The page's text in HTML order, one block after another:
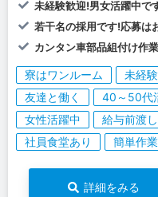
未経験歓迎!男女活躍中で
若干名の採用です!応募は
カンタン車部品組付け作
寮はワンルーム 未経
友達と働く
40～50代
女性活躍中
給与前渡し
社員食堂あり
簡単作業
詳細をみる